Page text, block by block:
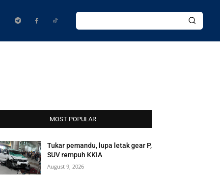
MOST POPULAR
Tukar pemandu, lupa letak gear P,
SUV rempuh KKIA
August 9, 2026